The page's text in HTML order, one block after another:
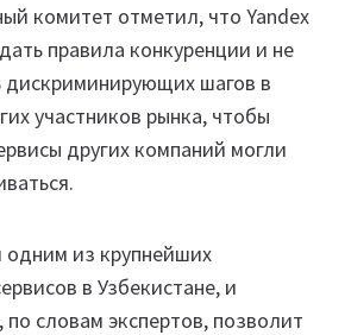
комитет отметил, что Yandex
правила конкуренции и не
дискриминирующих шагов в
участников рынка, чтобы
других компаний могли
одним из крупнейших
в Узбекистане, и
по словам экспертов, позволит